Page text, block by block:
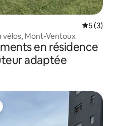
5 (3)
vélos, Mont-Ventoux
en résidence
adaptée
appréciés